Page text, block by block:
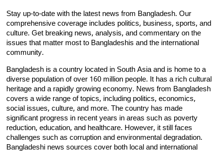
Stay up-to-date with the latest news from Bangladesh. Our
comprehensive coverage includes politics, business, sports, and
culture. Get breaking news, analysis, and commentary on the
issues that matter most to Bangladeshis and the international
community.
Bangladesh is a country located in South Asia and is home to a
diverse population of over 160 million people. It has a rich cultural
heritage and a rapidly growing economy. News from Bangladesh
covers a wide range of topics, including politics, economics,
social issues, culture, and more. The country has made
significant progress in recent years in areas such as poverty
reduction, education, and healthcare. However, it still faces
challenges such as corruption and environmental degradation.
Bangladeshi news sources cover both local and international